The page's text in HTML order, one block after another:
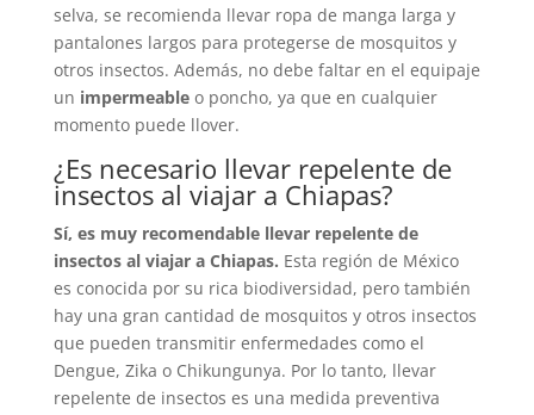
selva, se recomienda llevar ropa de manga larga y
pantalones largos para protegerse de mosquitos y
otros insectos. Además, no debe faltar en el equipaje
un impermeableo poncho, ya que en cualquier
momento puede llover.
¿Es necesario llevar repelente de
insectos al viajar a Chiapas?
Sí, es muy recomendable llevar repelente de
insectos al viajar a Chiapas. Esta región de México
es conocida por su rica biodiversidad, pero también
hay una gran cantidad de mosquitos y otros insectos
que pueden transmitir enfermedades como el
Dengue, Zika o Chikungunya. Por lo tanto, llevar
repelente de insectos es una medida preventiva